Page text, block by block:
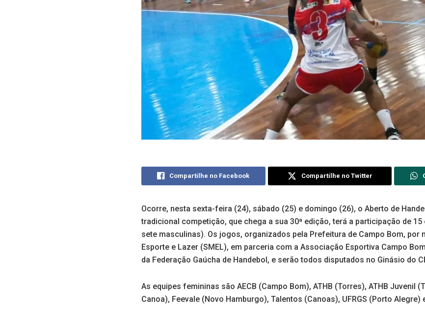
Compartilhe no Facebook Compartilhe no Twitter
Ocorre, nesta sexta-feira (24), sábado (25) e domingo (26), o Aberto de
tradicional competição, que chega a sua 30ª edição, terá a participação de
sete masculinas). Os jogos, organizados pela Prefeitura de Campo Bom, por
Esporte e Lazer (SMEL), em parceria com a Associação Esportiva Campo
da Federação Gaúcha de Handebol, e serão todos disputados no Ginásio do
As equipes femininas são AECB (Campo Bom), ATHB (Torres), ATHB Juvenil
Canoa), Feevale (Novo Hamburgo), Talentos (Canoas), UFRGS (Porto Alegre)